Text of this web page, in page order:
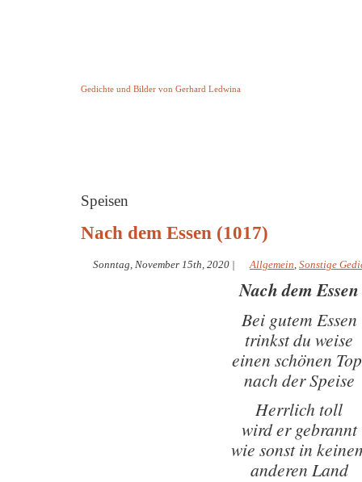
Gedichte und Bilder von Gerhard Ledwina
Speisen
Nach dem Essen (1017)
Sonntag, November 15th, 2020 | Allgemein, Sonstige
Nach dem Essen
Bei gutem Essen
trinkst du weise
einen schönen
nach der Speise
Herrlich toll
wird er gebrannt
wie sonst in
anderen Land